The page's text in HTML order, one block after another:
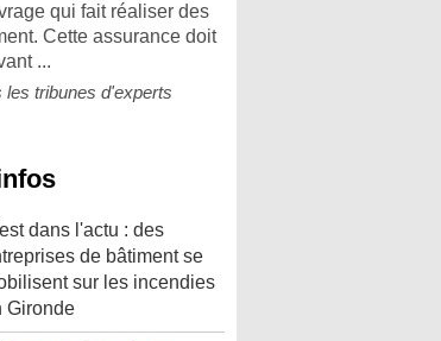
qui fait réaliser des
Cette assurance doit
...
les tribunes d'experts
dans l'actu : des
de bâtiment se
sur les incendies
Gironde